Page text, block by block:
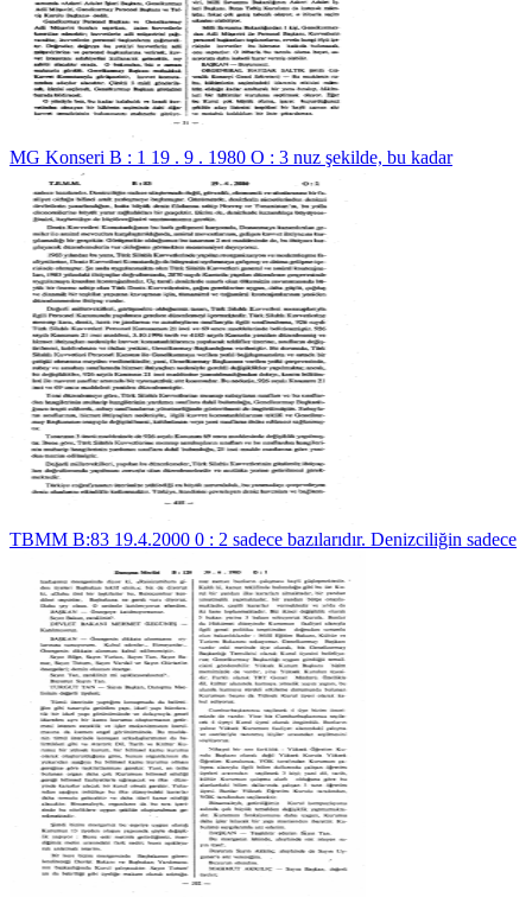
MG Konseri B : 1 19 . 9 . 1980 O : 3 nuz şekilde, bu kadar
TBMM B:83 19.4.2000 0 : 2 sadece bazılarıdır. Denizciliğin sadece